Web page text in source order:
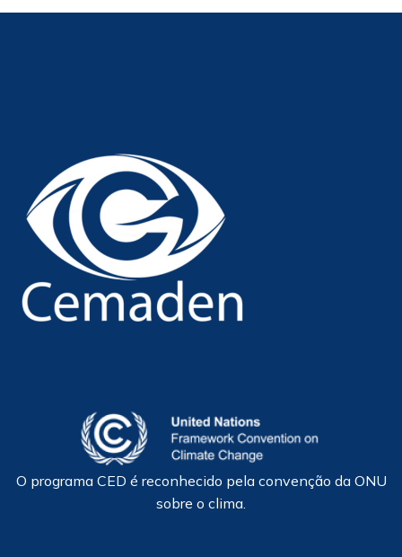
O programa CED é reconhecido pela convenção da ONU
sobre o clima.